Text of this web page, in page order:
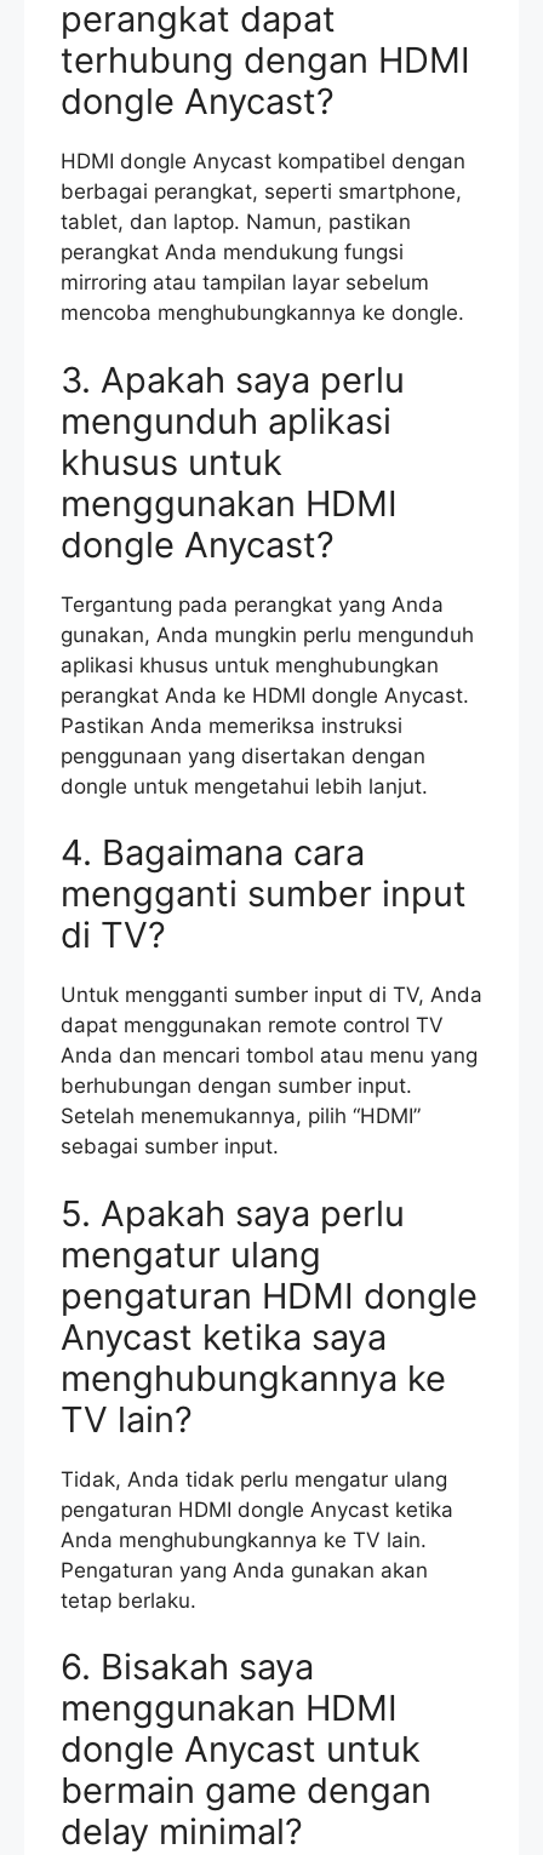
perangkat dapat
terhubung dengan HDMI
dongle Anycast?
HDMI dongle Anycast kompatibel dengan
berbagai perangkat, seperti smartphone,
tablet, dan laptop. Namun, pastikan
perangkat Anda mendukung fungsi
mirroring atau tampilan layar sebelum
mencoba menghubungkannya ke dongle.
3. Apakah saya perlu
mengunduh aplikasi
khusus untuk
menggunakan HDMI
dongle Anycast?
Tergantung pada perangkat yang Anda
gunakan, Anda mungkin perlu mengunduh
aplikasi khusus untuk menghubungkan
perangkat Anda ke HDMI dongle Anycast.
Pastikan Anda memeriksa instruksi
penggunaan yang disertakan dengan
dongle untuk mengetahui lebih lanjut.
4. Bagaimana cara
mengganti sumber input
di TV?
Untuk mengganti sumber input di TV, Anda
dapat menggunakan remote control TV
Anda dan mencari tombol atau menu yang
berhubungan dengan sumber input.
Setelah menemukannya, pilih “HDMI”
sebagai sumber input.
5. Apakah saya perlu
mengatur ulang
pengaturan HDMI dongle
Anycast ketika saya
menghubungkannya ke
TV lain?
Tidak, Anda tidak perlu mengatur ulang
pengaturan HDMI dongle Anycast ketika
Anda menghubungkannya ke TV lain.
Pengaturan yang Anda gunakan akan
tetap berlaku.
6. Bisakah saya
menggunakan HDMI
dongle Anycast untuk
bermain game dengan
delay minimal?